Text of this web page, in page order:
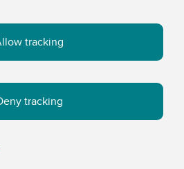
tracking
tracking